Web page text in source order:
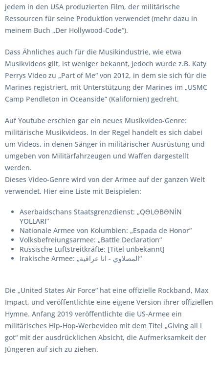
jedem in den USA produzierten Film, der militärische
Ressourcen für seine Produktion verwendet (mehr dazu in
meinem Buch „Der Hollywood-Code“).
Dass Ähnliches auch für die Musikindustrie, wie etwa
Musikvideos gilt, ist weniger bekannt, jedoch wurde z.B. Katy
Perrys Video zu „Part of Me“ von 2012, in dem sie sich für die
Marines registriert, mit Unterstützung der Marines im „USMC
Camp Pendleton in Oceanside“ (Kalifornien) gedreht.
Auf Youtube erschien gar ein neues Musikvideo-Genre:
militärische Musikvideos. In der Regel handelt es sich dabei
um Videos, in denen Sänger in militärischer Ausrüstung und
umgeben von Militärfahrzeugen und Waffen dargestellt
werden.
Dieses Video-Genre wird von der Armee auf der ganzen Welt
verwendet. Hier eine Liste mit Beispielen:
Aserbaidschans Staatsgrenzdienst: „QƏLƏBƏNİN
YOLLARI“
Nationale Armee von Kolumbien: „Espada de Honor“
Volksbefreiungsarmee: „Battle Declaration“
Russische Luftstreitkräfte: [Titel unbekannt]
Irakische Armee: „المصلاوي - انا عراقية“
Die „United States Air Force“ hat eine offizielle Rockband, Max
Impact, und veröffentlichte eine eigene Version ihrer offiziellen
Hymne. Anfang 2019 veröffentlichte die US-Armee ein
militärisches Hip-Hop-Werbevideo mit dem Titel „Giving all I
got“ mit der ausdrücklichen Absicht, die Aufmerksamkeit der
Jüngeren auf sich zu ziehen.